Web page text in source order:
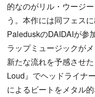
的なのがリル・ウージ
う。本作には同フェス
PaleduskのDAIDAIが参
ラップミュージックが
新たな流れを予感させ
Loud』でヘッドライナ
によるビートをメタル